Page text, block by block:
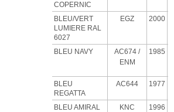
COPERNIC
BLEU/VERT
LUMIERE RAL
6027
EGZ 2000
BLEU NAVY
AC674 /
ENM
1985
BLEU
REGATTA
AC644 1977
BLEU AMIRAL KNC 1996